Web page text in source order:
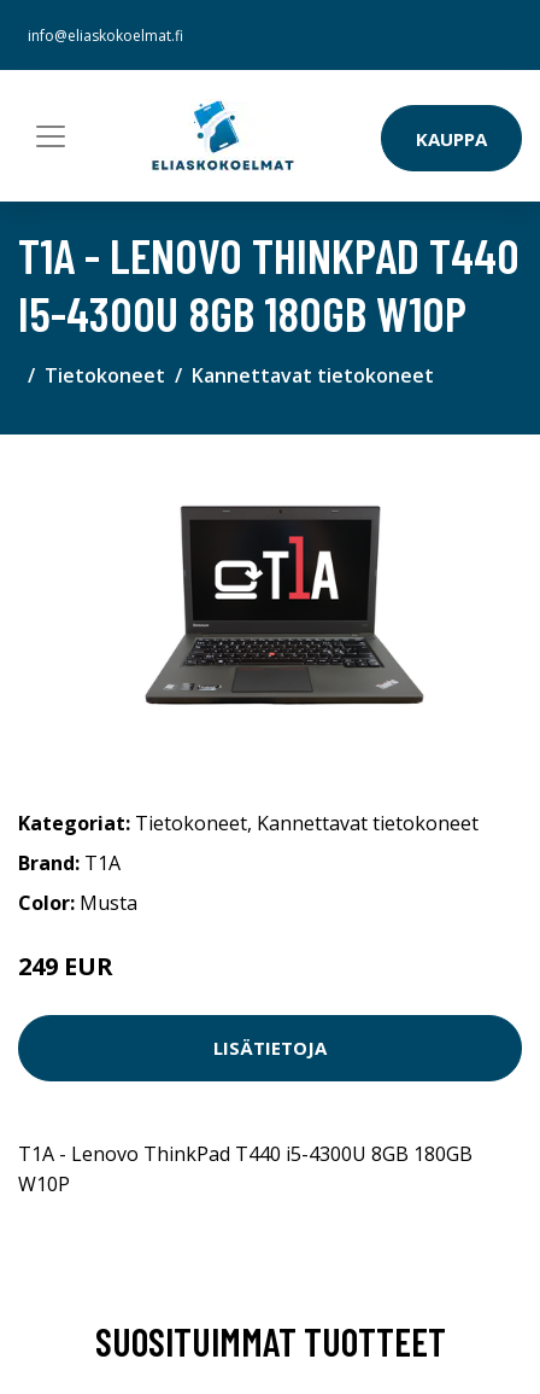
info@eliaskokoelmat.fi
KAUPPA
T1A - LENOVO THINKPAD T440
I5-4300U 8GB 180GB W10P
Tietokoneet Kannettavat tietokoneet
Kategoriat: Tietokoneet, Kannettavat tietokoneet
Brand: T1A
Color: Musta
249 EUR
LISÄTIETOJA
T1A - Lenovo ThinkPad T440 i5-4300U 8GB 180GB
W10P
SUOSITUIMMAT TUOTTEET